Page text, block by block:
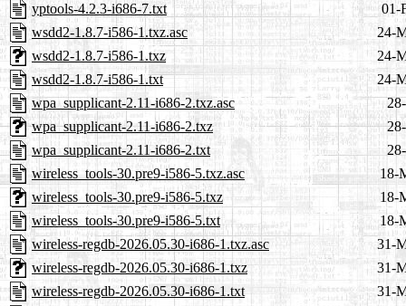
yptools-4.2.3-i686-7.txt
01-
wsdd2-1.8.7-i586-1.txz.asc
24-
wsdd2-1.8.7-i586-1.txz
24-
wsdd2-1.8.7-i586-1.txt
24-
wpa_supplicant-2.11-i686-2.txz.asc
wpa_supplicant-2.11-i686-2.txz
wpa_supplicant-2.11-i686-2.txt
wireless_tools-30.pre9-i586-5.txz.asc
18-
wireless_tools-30.pre9-i586-5.txz
18-
wireless_tools-30.pre9-i586-5.txt
18-
wireless-regdb-2026.05.30-i686-1.txz.asc
31-
wireless-regdb-2026.05.30-i686-1.txz
31-
wireless-regdb-2026.05.30-i686-1.txt
31-